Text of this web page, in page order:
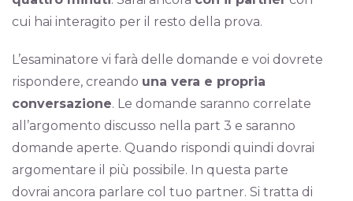
cui hai interagito per il resto della prova.
L’esaminatore vi farà delle domande e voi dovrete
rispondere, creando una vera e propria
conversazione. Le domande saranno correlate
all’argomento discusso nella part 3 e saranno
domande aperte. Quando rispondi quindi dovrai
argomentare il più possibile. In questa parte
dovrai ancora parlare col tuo partner. Si tratta di